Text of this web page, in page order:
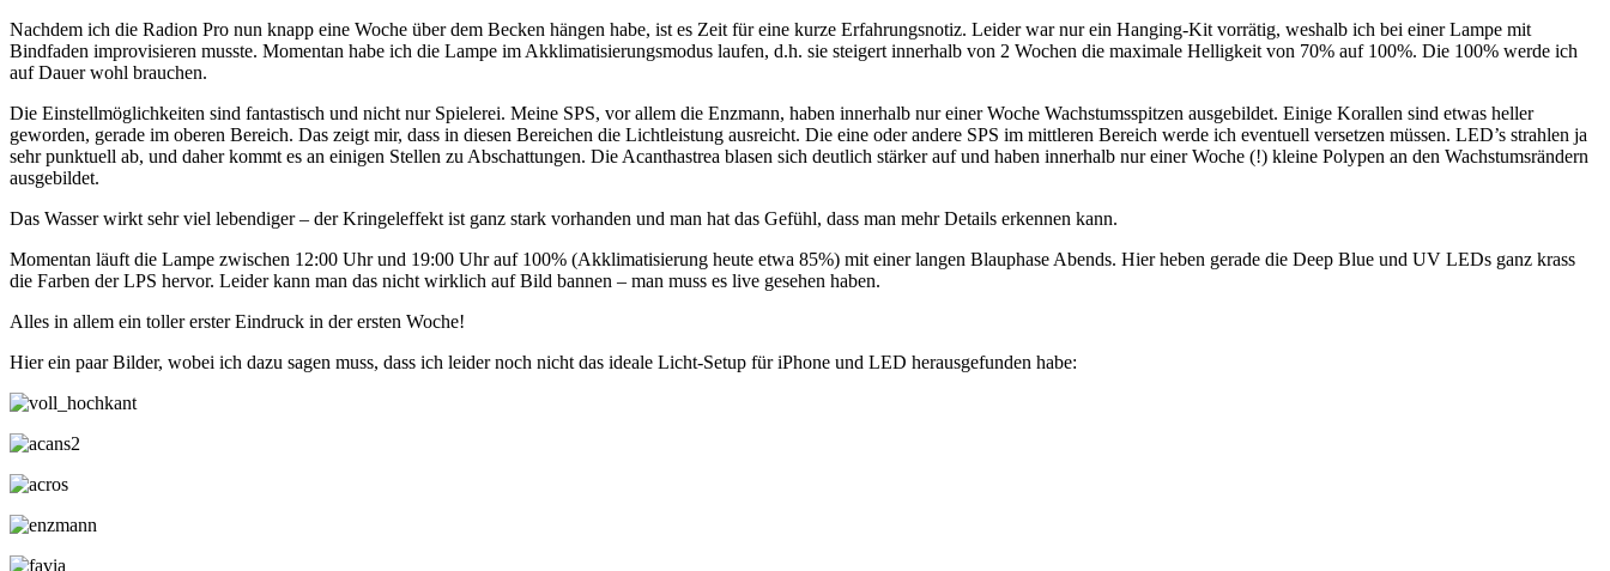
Nachdem ich die Radion Pro nun knapp eine Woche über dem Becken hängen habe, ist es Zeit für eine kurze Erfahrungsnotiz. Leider war nur ein Hanging-Kit vorrätig, weshalb ich bei einer Lampe mit
Bindfaden improvisieren musste. Momentan habe ich die Lampe im Akklimatisierungsmodus laufen, d.h. sie steigert innerhalb von 2 Wochen die maximale Helligkeit von 70% auf 100%. Die 100% werde ich
auf Dauer wohl brauchen.
Die Einstellmöglichkeiten sind fantastisch und nicht nur Spielerei. Meine SPS, vor allem die Enzmann, haben innerhalb nur einer Woche Wachstumsspitzen ausgebildet. Einige Korallen sind etwas heller
geworden, gerade im oberen Bereich. Das zeigt mir, dass in diesen Bereichen die Lichtleistung ausreicht. Die eine oder andere SPS im mittleren Bereich werde ich eventuell versetzen müssen. LED’s strahlen ja
sehr punktuell ab, und daher kommt es an einigen Stellen zu Abschattungen. Die Acanthastrea blasen sich deutlich stärker auf und haben innerhalb nur einer Woche (!) kleine Polypen an den Wachstumsrändern
ausgebildet.
Das Wasser wirkt sehr viel lebendiger – der Kringeleffekt ist ganz stark vorhanden und man hat das Gefühl, dass man mehr Details erkennen kann.
Momentan läuft die Lampe zwischen 12:00 Uhr und 19:00 Uhr auf 100% (Akklimatisierung heute etwa 85%) mit einer langen Blauphase Abends. Hier heben gerade die Deep Blue und UV LEDs ganz krass
die Farben der LPS hervor. Leider kann man das nicht wirklich auf Bild bannen – man muss es live gesehen haben.
Alles in allem ein toller erster Eindruck in der ersten Woche!
Hier ein paar Bilder, wobei ich dazu sagen muss, dass ich leider noch nicht das ideale Licht-Setup für iPhone und LED herausgefunden habe: